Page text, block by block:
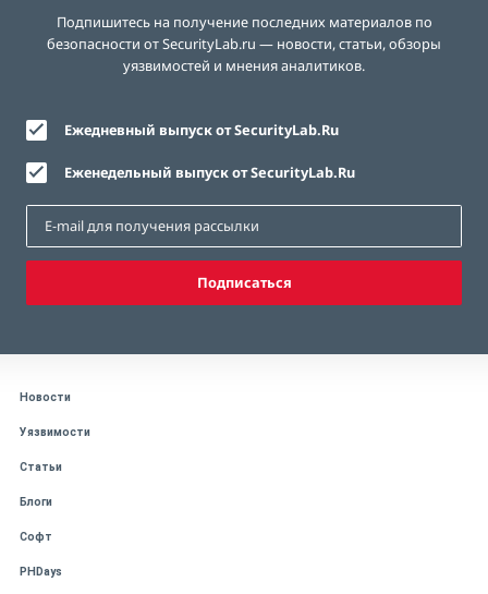
Подпишитесь на получение последних материалов по
безопасности от SecurityLab.ru — новости, статьи, обзоры
уязвимостей и мнения аналитиков.
Ежедневный выпуск от SecurityLab.Ru
Еженедельный выпуск от SecurityLab.Ru
Подписаться
Новости
Уязвимости
Статьи
Блоги
Софт
PHDays